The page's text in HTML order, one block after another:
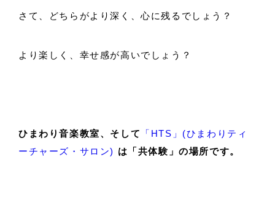
さて、どちらがより深く、心に残るでしょう？
より楽しく、幸せ感が高いでしょう？
ひまわり音楽教室、そして
「HTS」(ひまわりティ
ーチャーズ・サロン)
は「共体験」の場所です。